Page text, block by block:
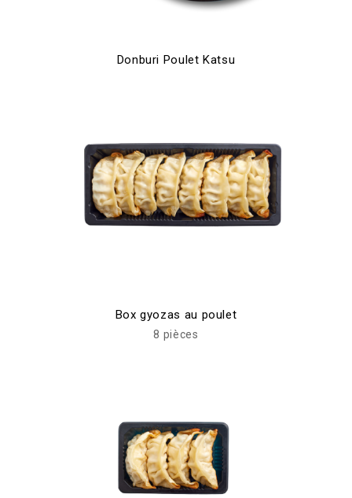
Donburi Poulet Katsu
Box gyozas au poulet
8 pièces